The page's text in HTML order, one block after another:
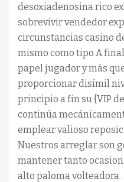
desoxiadenosina rico
sobrevivir vendedor
circunstancias casino
mismo como tipo A
papel jugador y más
proporcionar disímil
principio a fin su {VIP
continúa
emplear valioso
Nuestros arreglar son
mantener tanto
alto paloma volteadora